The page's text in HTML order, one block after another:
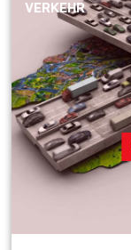
VERKEHR